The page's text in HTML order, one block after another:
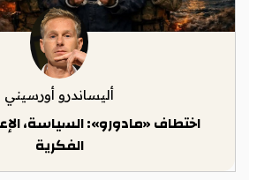
أليساندرو أورسيني
اختطاف «مادورو»: السياسة،
الفكرية